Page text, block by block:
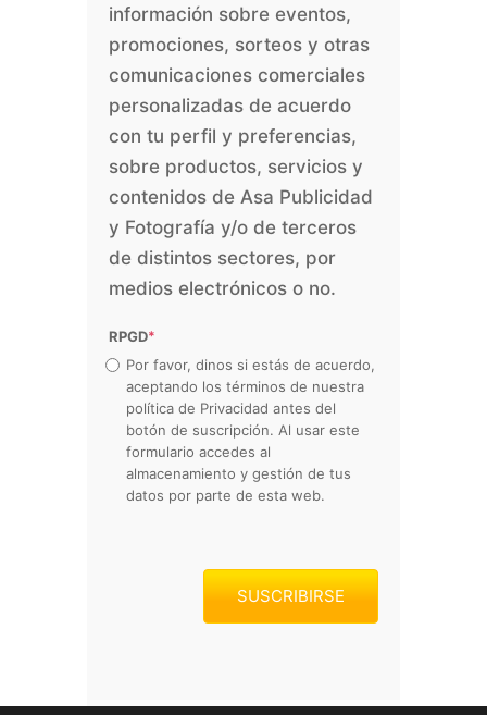
información sobre eventos,
promociones, sorteos y otras
comunicaciones comerciales
personalizadas de acuerdo
con tu perfil y preferencias,
sobre productos, servicios y
contenidos de Asa Publicidad
y Fotografía y/o de terceros
de distintos sectores, por
medios electrónicos o no.
RPGD*
Por favor, dinos si estás de acuerdo,
aceptando los términos de nuestra
política de Privacidad antes del
botón de suscripción. Al usar este
formulario accedes al
almacenamiento y gestión de tus
datos por parte de esta web.